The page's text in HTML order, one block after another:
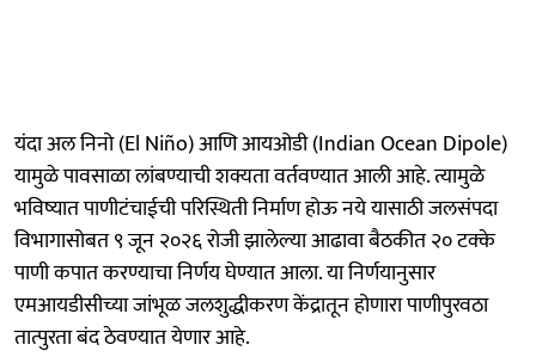
यंदा अल निनो (El Niño) आणि आयओडी (Indian Ocean Dipole)
यामुळे पावसाळा लांबण्याची शक्यता वर्तवण्यात आली आहे. त्यामुळे
भविष्यात पाणीटंचाईची परिस्थिती निर्माण होऊ नये यासाठी जलसंपदा
विभागासोबत ९ जून २०२६ रोजी झालेल्या आढावा बैठकीत २० टक्के
पाणी कपात करण्याचा निर्णय घेण्यात आला. या निर्णयानुसार
एमआयडीसीच्या जांभूळ जलशुद्धीकरण केंद्रातून होणारा पाणीपुरवठा
तात्पुरता बंद ठेवण्यात येणार आहे.